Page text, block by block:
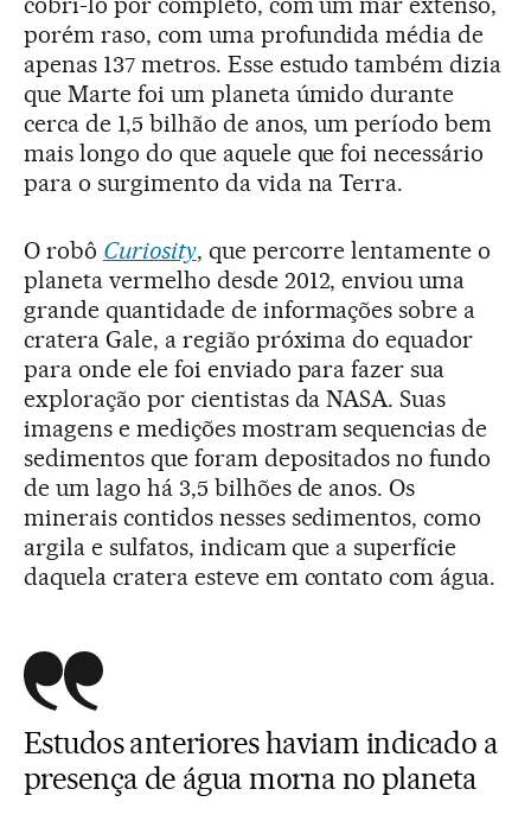
porém raso, com uma profundida média de
apenas 137 metros. Esse estudo também dizia
que Marte foi um planeta úmido durante
cerca de 1,5 bilhão de anos, um período bem
mais longo do que aquele que foi necessário
para o surgimento da vida na Terra.
O robô Curiosity, que percorre lentamente o
planeta vermelho desde 2012, enviou uma
grande quantidade de informações sobre a
cratera Gale, a região próxima do equador
para onde ele foi enviado para fazer sua
exploração por cientistas da NASA. Suas
imagens e medições mostram sequencias de
sedimentos que foram depositados no fundo
de um lago há 3,5 bilhões de anos. Os
minerais contidos nesses sedimentos, como
argila e sulfatos, indicam que a superfície
daquela cratera esteve em contato com água.
Estudos anteriores haviam indicado a
presença de água morna no planeta